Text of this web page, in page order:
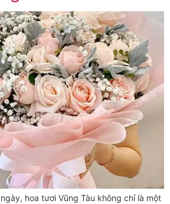
hoa tươi Vũng Tàu không chỉ là một